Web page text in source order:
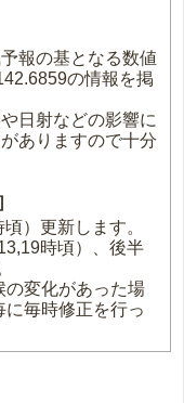
報の基となる数値
の情報を掲
日射などの影響に
ありますので十分
）更新します。
時頃）、後半
変化があった場
毎時修正を行っ